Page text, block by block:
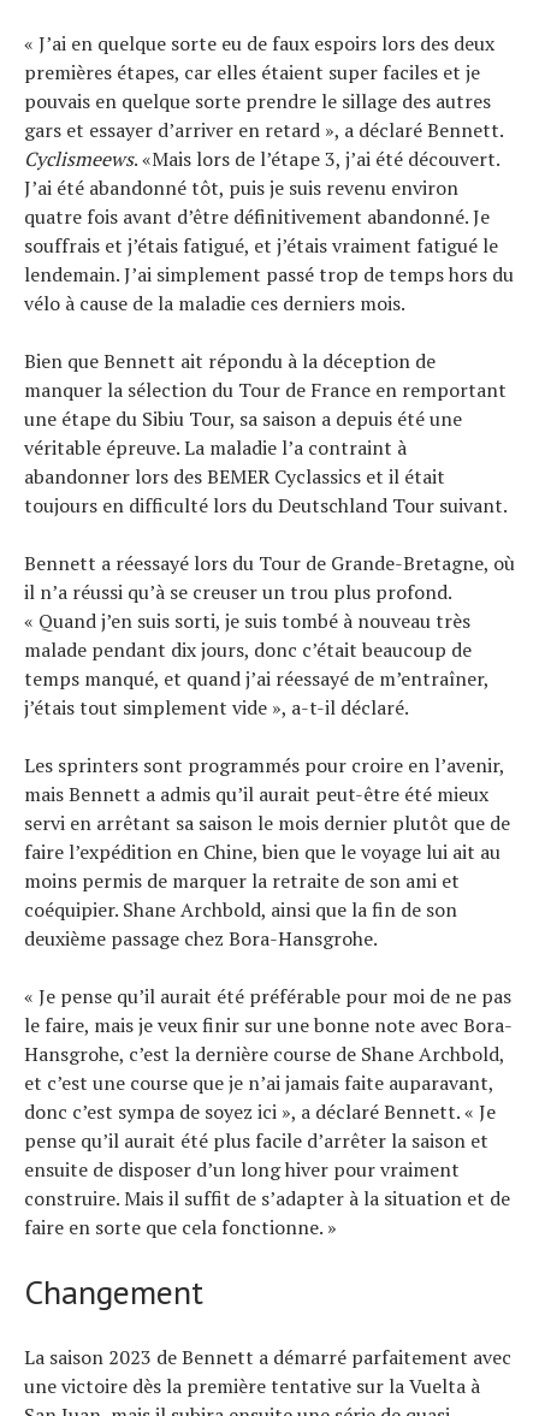
« J’ai en quelque sorte eu de faux espoirs lors des deux
premières étapes, car elles étaient super faciles et je
pouvais en quelque sorte prendre le sillage des autres
gars et essayer d’arriver en retard », a déclaré Bennett.
Cyclismeews. «Mais lors de l’étape 3, j’ai été découvert.
J’ai été abandonné tôt, puis je suis revenu environ
quatre fois avant d’être définitivement abandonné. Je
souffrais et j’étais fatigué, et j’étais vraiment fatigué le
lendemain. J’ai simplement passé trop de temps hors du
vélo à cause de la maladie ces derniers mois.
Bien que Bennett ait répondu à la déception de
manquer la sélection du Tour de France en remportant
une étape du Sibiu Tour, sa saison a depuis été une
véritable épreuve. La maladie l’a contraint à
abandonner lors des BEMER Cyclassics et il était
toujours en difficulté lors du Deutschland Tour suivant.
Bennett a réessayé lors du Tour de Grande-Bretagne, où
il n’a réussi qu’à se creuser un trou plus profond.
« Quand j’en suis sorti, je suis tombé à nouveau très
malade pendant dix jours, donc c’était beaucoup de
temps manqué, et quand j’ai réessayé de m’entraîner,
j’étais tout simplement vide », a-t-il déclaré.
Les sprinters sont programmés pour croire en l’avenir,
mais Bennett a admis qu’il aurait peut-être été mieux
servi en arrêtant sa saison le mois dernier plutôt que de
faire l’expédition en Chine, bien que le voyage lui ait au
moins permis de marquer la retraite de son ami et
coéquipier. Shane Archbold, ainsi que la fin de son
deuxième passage chez Bora-Hansgrohe.
« Je pense qu’il aurait été préférable pour moi de ne pas
le faire, mais je veux finir sur une bonne note avec Bora-
Hansgrohe, c’est la dernière course de Shane Archbold,
et c’est une course que je n’ai jamais faite auparavant,
donc c’est sympa de soyez ici », a déclaré Bennett. « Je
pense qu’il aurait été plus facile d’arrêter la saison et
ensuite de disposer d’un long hiver pour vraiment
construire. Mais il suffit de s’adapter à la situation et de
faire en sorte que cela fonctionne. »
Changement
La saison 2023 de Bennett a démarré parfaitement avec
une victoire dès la première tentative sur la Vuelta à